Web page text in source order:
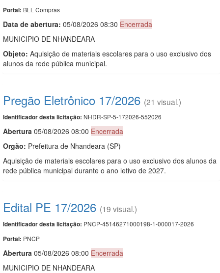
Portal: BLL Compras
Data de abertura: 05/08/2026 08:30 Encerrada
MUNICIPIO DE NHANDEARA
Objeto: Aquisição de materiais escolares para o uso exclusivo dos
alunos da rede pública municipal.
Pregão Eletrônico 17/2026 (21 visual.)
Identificador desta licitação: NHDR-SP-5-172026-552026
Abertura 05/08/2026 08:00 Encerrada
Orgão: Prefeitura de Nhandeara (SP)
Aquisição de materiais escolares para o uso exclusivo dos alunos da
rede pública municipal durante o ano letivo de 2027.
Edital PE 17/2026 (19 visual.)
Identificador desta licitação: PNCP-45146271000198-1-000017-2026
Portal: PNCP
Abertura 05/08/2026 08:00 Encerrada
MUNICIPIO DE NHANDEARA